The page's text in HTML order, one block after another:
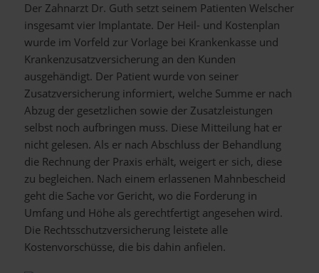
Der Zahnarzt Dr. Guth setzt seinem Patienten Welscher
insgesamt vier Implantate. Der Heil- und Kostenplan
wurde im Vorfeld zur Vorlage bei Krankenkasse und
Krankenzusatzversicherung an den Kunden
ausgehändigt. Der Patient wurde von seiner
Zusatzversicherung informiert, welche Summe er nach
Abzug der gesetzlichen sowie der Zusatzleistungen
selbst noch aufbringen muss. Diese Mitteilung hat er
nicht gelesen. Als er nach Abschluss der Behandlung
die Rechnung der Praxis erhält, weigert er sich, diese
zu begleichen. Nach einem erlassenen Mahnbescheid
geht die Sache vor Gericht, wo die Forderung in
Umfang und Höhe als gerechtfertigt angesehen wird.
Die Rechtsschutzversicherung leistete alle
Kostenvorschüsse, die bis dahin anfielen.